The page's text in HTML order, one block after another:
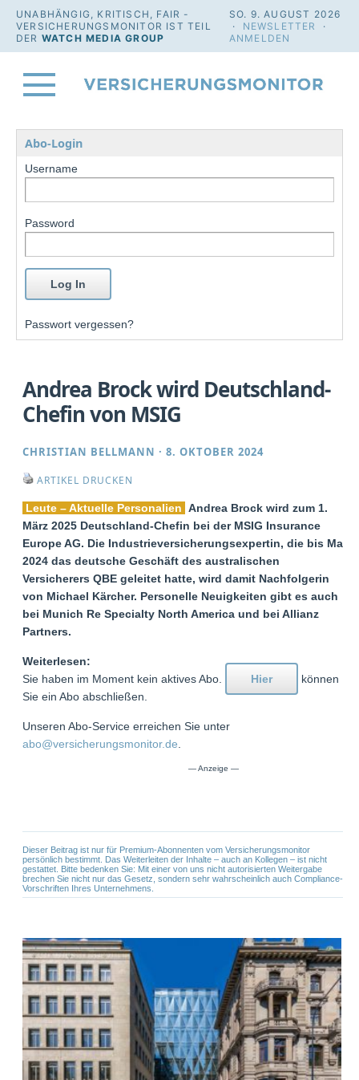
UNABHÄNGIG, KRITISCH, FAIR -
VERSICHERUNGSMONITOR IST TEIL
DER WATCH MEDIA GROUP
SO. 9. AUGUST 2026
· NEWSLETTER
·
ANMELDEN
Abo-Login
Username
Password
Passwort vergessen?
Andrea Brock wird Deutschland-
Chefin von MSIG
CHRISTIAN BELLMANN ·8. OKTOBER 2024
ARTIKEL DRUCKEN
Leute – Aktuelle Personalien Andrea Brock wird zum 1.
März 2025 Deutschland-Chefin bei der MSIG Insurance
Europe AG. Die Industrieversicherungsexpertin, die bis Mai
2024 das deutsche Geschäft des australischen
Versicherers QBE geleitet hatte, wird damit Nachfolgerin
von Michael Kärcher. Personelle Neuigkeiten gibt es auch
bei Munich Re Specialty North America und bei Allianz
Partners.
Weiterlesen:
Sie haben im Moment kein aktives Abo.
Hier
können
Sie ein Abo abschließen.
Unseren Abo-Service erreichen Sie unter
abo@versicherungsmonitor.de
Dieser Beitrag ist nur für Premium-Abonnenten vom Versicherungsmonitor
persönlich bestimmt. Das Weiterleiten der Inhalte – auch an Kollegen – ist nicht
gestattet. Bitte bedenken Sie: Mit einer von uns nicht autorisierten Weitergabe
brechen Sie nicht nur das Gesetz, sondern sehr wahrscheinlich auch Compliance-
Vorschriften Ihres Unternehmens.